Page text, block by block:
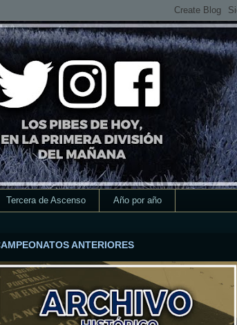
Tercera de Ascenso Año por año
ANTERIORES